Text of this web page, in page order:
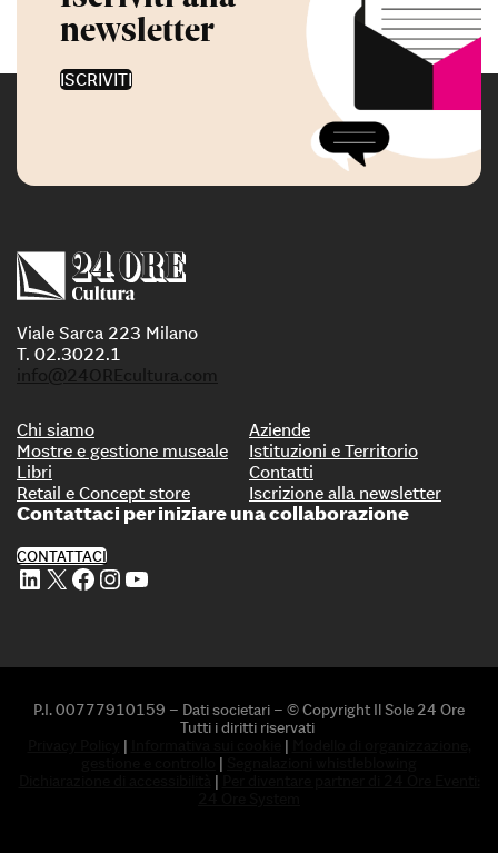
newsletter
ISCRIVITI
Viale Sarca 223 Milano
T. 02.3022.1
info@24OREcultura.com
Chi siamo
Mostre e gestione museale
Libri
Retail e Concept store
Aziende
Istituzioni e Territorio
Contatti
Iscrizione alla newsletter
Contattaci per iniziare una collaborazione
CONTATTACI
Profilo Linkedin di 24 ORE Cultura Profilo X di 24 ORE Cultura Profilo Facebook di 24 ORE Cultura Profilo Instagram di 24 ORE Cultura Profilo Youtube di 24 ORE Cultura
P.I. 00777910159 – Dati societari – © Copyright Il Sole 24 Ore
Tutti i diritti riservati
| |
|
|